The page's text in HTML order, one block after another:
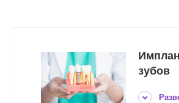
зубов